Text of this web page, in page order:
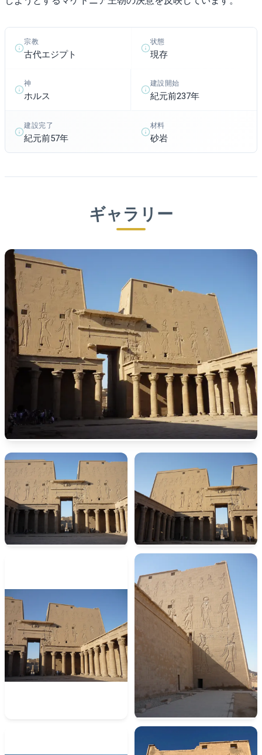
宗教
古代エジプト
状態
現存
神
ホルス
建設開始
紀元前237年
建設完了
紀元前57年
材料
砂岩
ギャラリー